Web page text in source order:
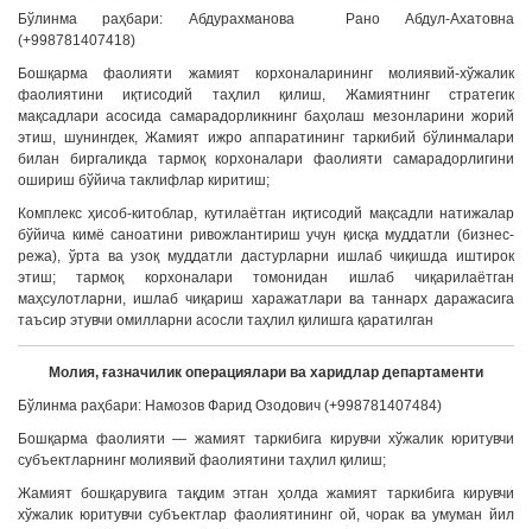
Бўлинма раҳбари: Абдурахманова Рано Абдул-Ахатовна
(+998781407418)
Бошқарма фаолияти жамият корхоналарининг молиявий-хўжалик
фаолиятини иқтисодий таҳлил қилиш, Жамиятнинг стратегик
мақсадлари асосида самарадорликнинг баҳолаш мезонларини жорий
этиш, шунингдек, Жамият ижро аппаратининг таркибий бўлинмалари
билан биргаликда тармоқ корхоналари фаолияти самарадорлигини
ошириш бўйича таклифлар киритиш;
Комплекс ҳисоб-китоблар, кутилаётган иқтисодий мақсадли натижалар
бўйича кимё саноатини ривожлантириш учун қисқа муддатли (бизнес-
режа), ўрта ва узоқ муддатли дастурларни ишлаб чиқишда иштирок
этиш; тармоқ корхоналари томонидан ишлаб чиқарилаётган
маҳсулотларни, ишлаб чиқариш харажатлари ва таннарх даражасига
таъсир этувчи омилларни асосли таҳлил қилишга қаратилган
Молия, ғазначилик операциялари ва харидлар департаменти
Бўлинма раҳбари: Намозов Фарид Озодович (+998781407484)
Бошқарма фаолияти — жамият таркибига кирувчи хўжалик юритувчи
субъектларнинг молиявий фаолиятини таҳлил қилиш;
Жамият бошқарувига тақдим этган ҳолда жамият таркибига кирувчи
хўжалик юритувчи субъектлар фаолиятининг ой, чорак ва умуман йил